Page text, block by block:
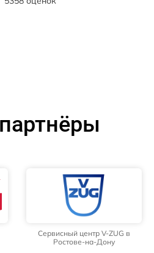
Сервисный центр V-ZUG в
Ростове-на-Дону